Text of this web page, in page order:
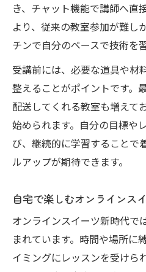
き、チャット機能で講師へ直
より、従来の教室参加が難し
チンで自分のペースで技術を
受講前には、必要な道具や材
整えることがポイントです。
配送してくれる教室も増えて
始められます。自分の目標や
び、継続的に学習することで
ルアップが期待できます。
自宅で楽しむオンラインス
オンラインスイーツ新時代で
まれています。時間や場所に
イミングにレッスンを受けら